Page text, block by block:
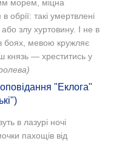
морем, міцна
обрії: такі умертвлені
злу хуртовину. І не в
в боях, мевою кружляє
князь — хреститись у
"Еклога"
в лазурі ночі
пахощів від